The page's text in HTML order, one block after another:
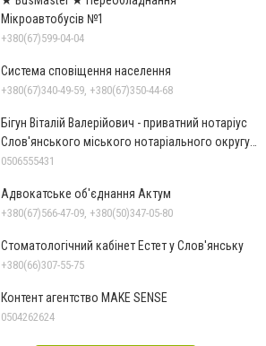
Мікроавтобусів №1
+380(67)599-04-04
Система сповіщення населення
+380(67)340-49-59, +380(67)350-44-68
Бігун Віталій Валерійович - приватний нотаріус
Слов'янського міського нотаріального округу
Дон.обл.
0506555431
Адвокатське об'єднання Актум
+380(67)566-47-09, +380(50)347-05-80
Стоматологічний кабінет Естет у Слов'янську
+380(66)307-55-75
Контент агентство MAKE SENSE
0504262624